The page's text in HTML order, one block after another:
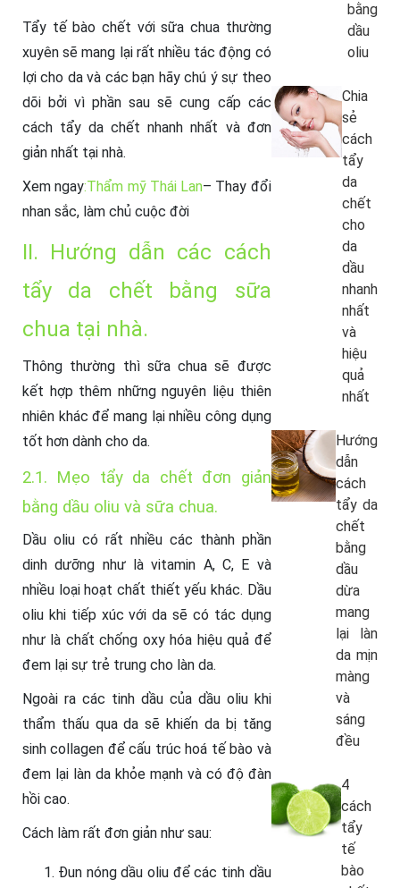
Tẩy tế bào chết với sữa chua thường
xuyên sẽ mang lại rất nhiều tác động có
lợi cho da và các bạn hãy chú ý sự theo
dõi bởi vì phần sau sẽ cung cấp các
cách tẩy da chết nhanh nhất và đơn
giản nhất tại nhà.
Xem ngay:Thẩm mỹ Thái Lan– Thay đổi
nhan sắc, làm chủ cuộc đời
II. Hướng dẫn các cách
tẩy da chết bằng sữa
chua tại nhà.
Thông thường thì sữa chua sẽ được
kết hợp thêm những nguyên liệu thiên
nhiên khác để mang lại nhiều công dụng
tốt hơn dành cho da.
2.1. Mẹo tẩy da chết đơn giản
bằng dầu oliu và sữa chua.
Dầu oliu có rất nhiều các thành phần
dinh dưỡng như là vitamin A, C, E và
nhiều loại hoạt chất thiết yếu khác. Dầu
oliu khi tiếp xúc với da sẽ có tác dụng
như là chất chống oxy hóa hiệu quả để
đem lại sự trẻ trung cho làn da.
Ngoài ra các tinh dầu của dầu oliu khi
thẩm thấu qua da sẽ khiến da bị tăng
sinh collagen để cấu trúc hoá tế bào và
đem lại làn da khỏe mạnh và có độ đàn
hồi cao.
Cách làm rất đơn giản như sau:
Đun nóng dầu oliu để các tinh dầu
bằng
dầu
oliu
Chia
sẻ
cách
tẩy
da
chết
cho
da
dầu
nhanh
nhất
và
hiệu
quả
nhất
Hướng
dẫn
cách
tẩy da
chết
bằng
dầu
dừa
mang
lại làn
da mịn
màng
và
sáng
đều
4
cách
tẩy
tế
bào